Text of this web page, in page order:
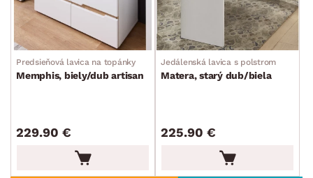
Predsieňová lavica na topánky
Memphis, biely/dub artisan
229.90 €
Jedálenská lavica s polstrom
Matera, starý dub/biela
225.90 €